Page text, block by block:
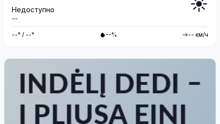
Недоступно
--
--° / --° --% -- км/ч